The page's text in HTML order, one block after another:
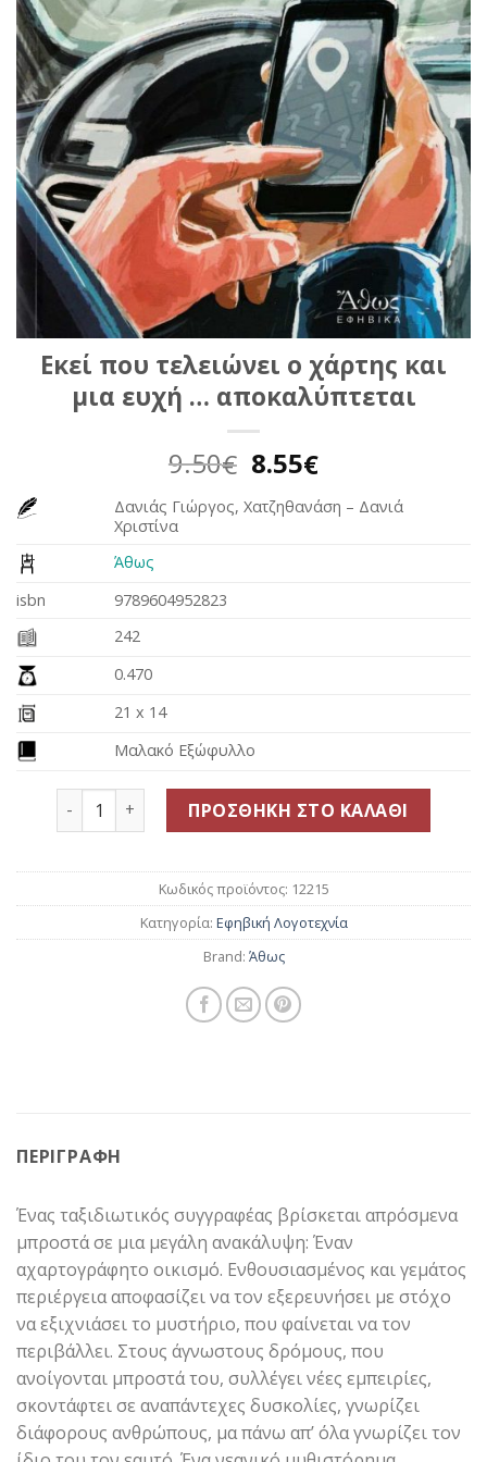
Εκεί που τελειώνει ο χάρτης και
μια ευχή … αποκαλύπτεται
9.50€ Original
was:
8.55€Η
τιμή
Δανιάς Γιώργος, Χατζηθανάση – Δανιά
Χριστίνα
Άθως
isbn
9789604952823
242
0.470
21 x 14
Μαλακό Εξώφυλλο
Εκεί που τελειώνει ο χάρτης και μια ευχή ...
ΠΡΟΣΘΉΚΗ ΣΤΟ ΚΑΛΆΘΙ
Κωδικός προϊόντος: 12215
Κατηγορία: Εφηβική Λογοτεχνία
Brand: Άθως
ΠΕΡΙΓΡΑΦΉ
Ένας ταξιδιωτικός συγγραφέας βρίσκεται απρόσμενα
μπροστά σε μια μεγάλη ανακάλυψη: Έναν
αχαρτογράφητο οικισμό. Ενθουσιασμένος και γεμάτος
περιέργεια αποφασίζει να τον εξερευνήσει με στόχο
να εξιχνιάσει το μυστήριο, που φαίνεται να τον
περιβάλλει. Στους άγνωστους δρόμους, που
ανοίγονται μπροστά του, συλλέγει νέες εμπειρίες,
σκοντάφτει σε αναπάντεχες δυσκολίες, γνωρίζει
διάφορους ανθρώπους, μα πάνω απ’ όλα γνωρίζει τον